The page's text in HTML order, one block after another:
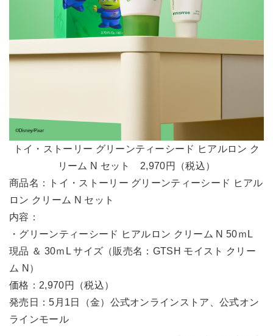
トイ・ストーリー グリーンティーシード ヒアルロン ク
リーム N セット 2,970円（税込）
商品名：トイ・ストーリー グリーンティーシード ヒアル
ロン クリーム N セット
内容：
・グリーンティーシード ヒアルロン クリーム N 50ｍL
現品 ＆ 30ｍL サイズ（販売名：GTSH モイスト クリー
ム N）
価格：2,970円（税込）
発売日：5月1日（金）公式オンラインストア、公式オン
ラインモール